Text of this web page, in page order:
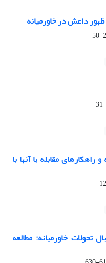
داعش در خاورمیانه
مقابله با آنها با
خاورمیانه: مطالعه